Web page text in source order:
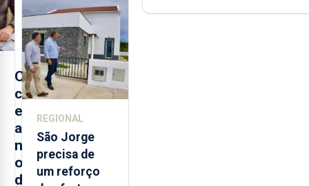
O
c
e
a
n
o
d
modernização
da saúde
REGIONAL
São Jorge
precisa de
um reforço